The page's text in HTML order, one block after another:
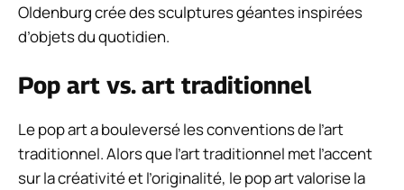
Oldenburg crée des sculptures géantes inspirées
d’objets du quotidien.
Pop art vs. art traditionnel
Le pop art a bouleversé les conventions de l’art
traditionnel. Alors que l’art traditionnel met l’accent
sur la créativité et l’originalité, le pop art valorise la